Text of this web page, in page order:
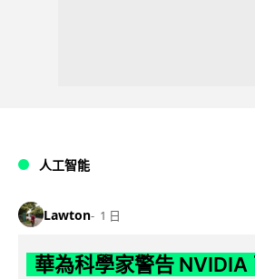
人工智能
Lawton 1 日
華為科學家警告 NVIDIA